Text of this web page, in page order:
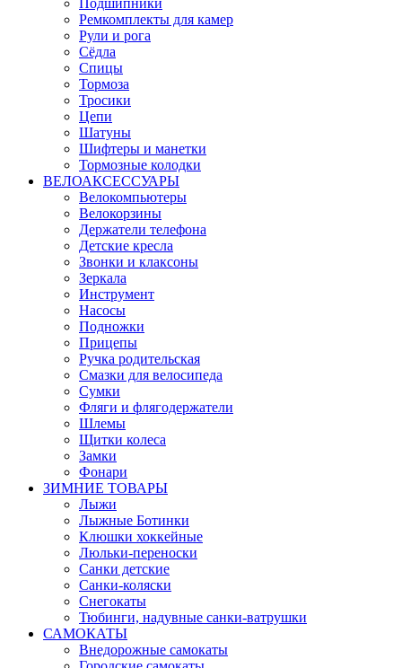
Ремкомплекты для камер
Рули и рога
Сёдла
Спицы
Тормоза
Тросики
Цепи
Шатуны
Шифтеры и манетки
Тормозные колодки
ВЕЛОАКСЕССУАРЫ
Велокомпьютеры
Велокорзины
Держатели телефона
Детские кресла
Звонки и клаксоны
Зеркала
Инструмент
Насосы
Подножки
Прицепы
Ручка родительская
Смазки для велосипеда
Сумки
Фляги и флягодержатели
Шлемы
Щитки колеса
Замки
Фонари
ЗИМНИЕ ТОВАРЫ
Лыжи
Лыжные Ботинки
Клюшки хоккейные
Люльки-переноски
Санки детские
Санки-коляски
Снегокаты
Тюбинги, надувные санки-ватрушки
САМОКАТЫ
Внедорожные самокаты